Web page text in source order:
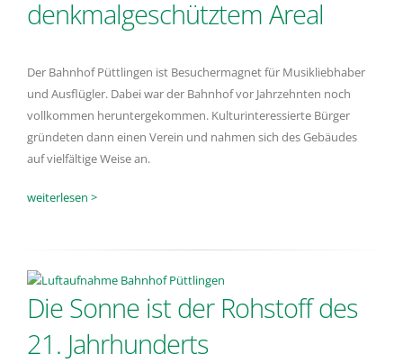
denkmalgeschütztem Areal
Der Bahnhof Püttlingen ist Besuchermagnet für Musikliebhaber
und Ausflügler. Dabei war der Bahnhof vor Jahrzehnten noch
vollkommen heruntergekommen. Kulturinteressierte Bürger
gründeten dann einen Verein und nahmen sich des Gebäudes
auf vielfältige Weise an.
weiterlesen >
Die Sonne ist der Rohstoff des
21. Jahrhunderts